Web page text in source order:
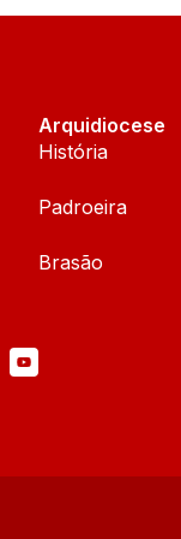
Arquidiocese
História
Padroeira
Brasão